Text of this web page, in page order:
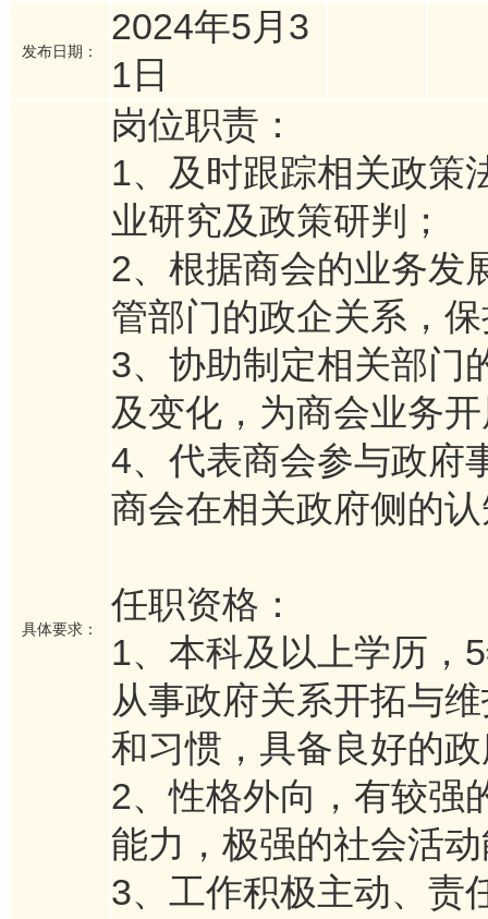
发布日期：
2024年5月3
1日
具体要求：
岗位职责：
1、及时跟踪相关政策
业研究及政策研判；
2、根据商会的业务发
管部门的政企关系，
3、协助制定相关部门
及变化，为商会业务
4、代表商会参与政府
商会在相关政府侧的
任职资格：
1、本科及以上学历，
从事政府关系开拓与
和习惯，具备良好的
2、性格外向，有较强
能力，极强的社会活
3、工作积极主动、责